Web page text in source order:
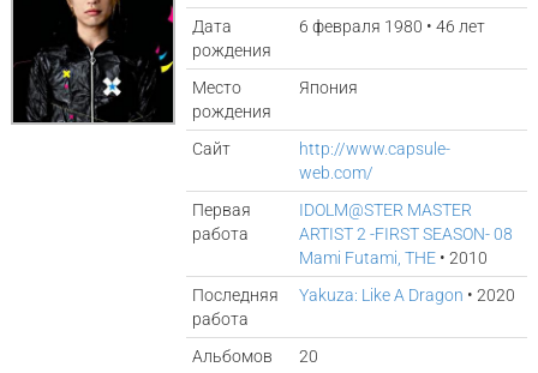
Дата
рождения
6 февраля 1980 • 46 лет
Место
рождения
Япония
Сайт
http://www.capsule-
web.com/
Первая
работа
IDOLM@STER MASTER
ARTIST 2 -FIRST SEASON- 08
Mami Futami, THE • 2010
Последняя
работа
Yakuza: Like A Dragon • 2020
Альбомов
20